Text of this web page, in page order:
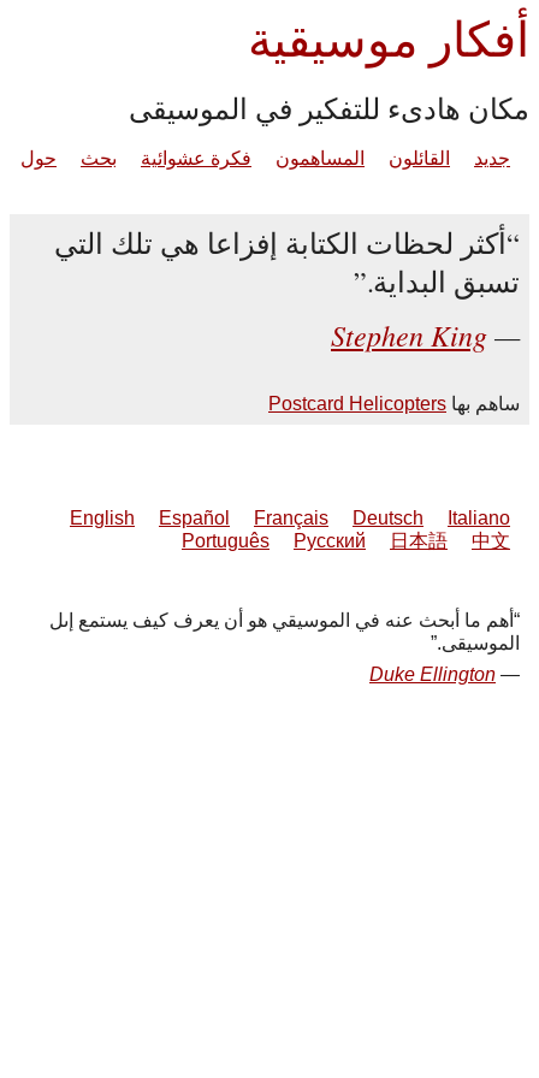
أفكار موسيقية
مكان هادىء للتفكير في الموسيقى
جديد القائلون المساهمون فكرة عشوائية بحث حول
أكثر لحظات الكتابة إفزاعا هي تلك التي
تسبق البداية.
Stephen King
ساهم بها Postcard Helicopters
English Español Français Deutsch
Italiano
Português
Русский 日本語 中文
أهم ما أبحث عنه في الموسيقي هو أن يعرف كيف يستمع إىل
الموسيقى.
Duke Ellington